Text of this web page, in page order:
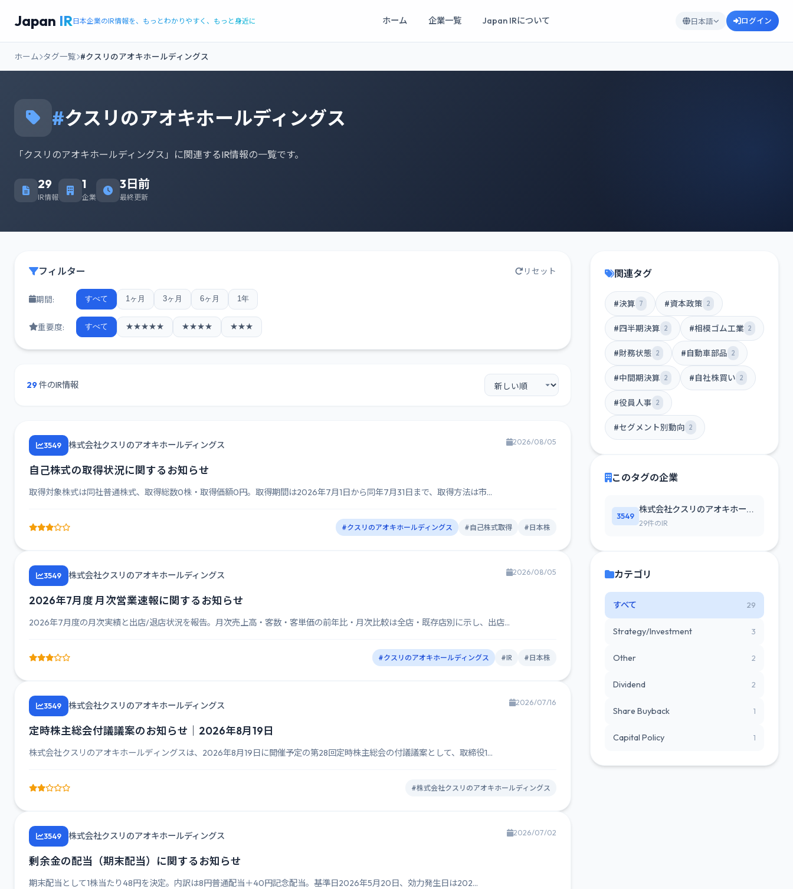
Japan IR日本企業のIR情報を、もっとわかりやすく、もっと身近に ホーム 企業一覧 Japan IRについて 日本語 ログイン
ホーム タグ一覧 #クスリのアオキホールディングス
#クスリのアオキホールディングス
「クスリのアオキホールディングス」に関連するIR情報の一覧です。
29
IR情報
1
企業
3日前
最終更新
フィルター リセット
期間: すべて 1ヶ月 3ヶ月 6ヶ月 1年
重要度: すべて ★★★★★ ★★★★ ★★★
29件のIR情報
3549 株式会社クスリのアオキホールディングス 2026/08/05
自己株式の取得状況に関するお知らせ
取得対象株式は同社普通株式、取得総数0株・取得価額0円。取得期間は2026年7月1日から同年7月31日まで、取得方法は市...
#クスリのアオキホールディングス #自己株式取得 #日本株
3549 株式会社クスリのアオキホールディングス 2026/08/05
2026年7月度 月次営業速報に関するお知らせ
2026年7月度の月次実績と出店/退店状況を報告。月次売上高・客数・客単価の前年比・月次比較は全店・既存店別に示し、出店...
#クスリのアオキホールディングス #IR #日本株
3549 株式会社クスリのアオキホールディングス 2026/07/16
定時株主総会付議議案のお知らせ｜2026年8月19日
株式会社クスリのアオキホールディングスは、2026年8月19日に開催予定の第28回定時株主総会の付議議案として、取締役1...
#株式会社クスリのアオキホールディングス
3549 株式会社クスリのアオキホールディングス 2026/07/02
剰余金の配当（期末配当）に関するお知らせ
期末配当として1株当たり48円を決定。内訳は8円普通配当＋40円記念配当。基準日2026年5月20日、効力発生日は202...
関連タグ
#決算 7 #資本政策 2
#四半期決算 2 #相模ゴム工業 2
#財務状態 2 #自動車部品 2
#中間期決算 2 #自社株買い 2
#役員人事 2
#セグメント別動向 2
このタグの企業
3549
株式会社クスリのアオキホールディングス
29件のIR
カテゴリ
すべて 29
Strategy/Investment 3
Other 2
Dividend 2
Share Buyback 1
Capital Policy 1